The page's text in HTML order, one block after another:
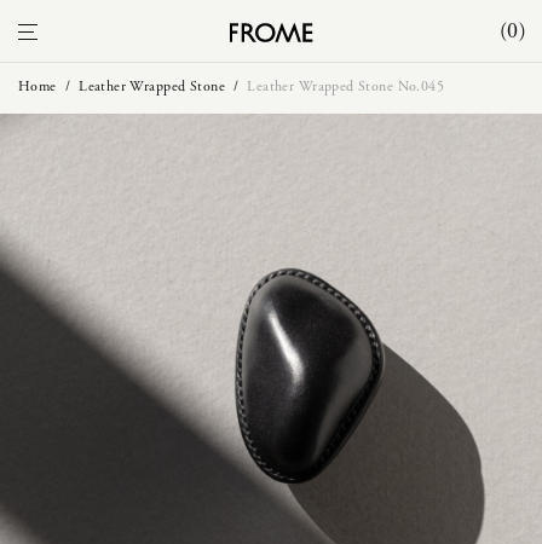
0
Home / Leather Wrapped Stone / Leather Wrapped Stone No.045